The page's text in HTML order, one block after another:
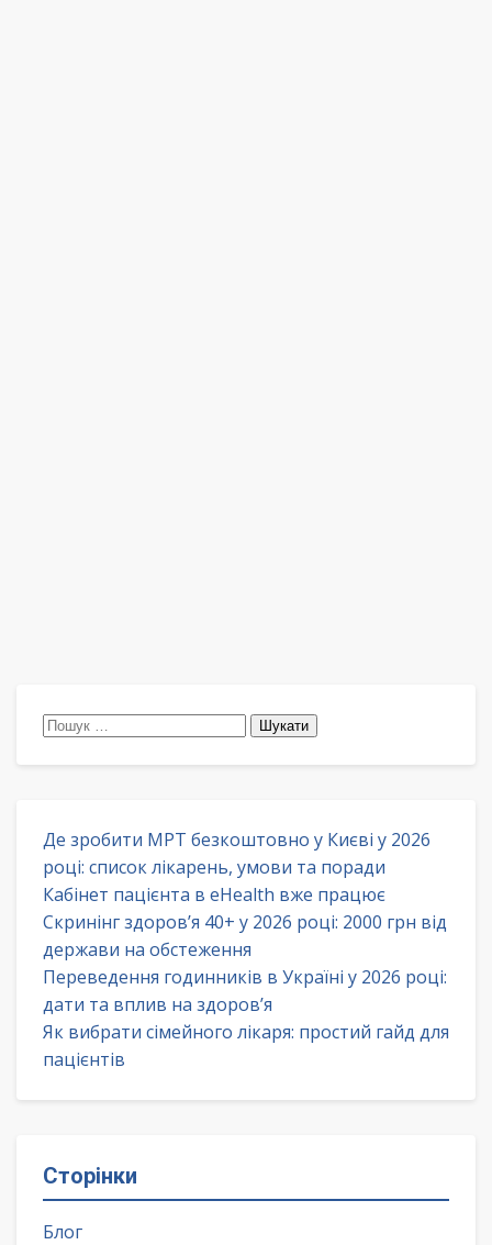
Пошук:
Де зробити МРТ безкоштовно у Києві у 2026
році: список лікарень, умови та поради
Кабінет пацієнта в eHealth вже працює
Скринінг здоров’я 40+ у 2026 році: 2000 грн від
держави на обстеження
Переведення годинників в Україні у 2026 році:
дати та вплив на здоров’я
Як вибрати сімейного лікаря: простий гайд для
пацієнтів
Сторінки
Блог